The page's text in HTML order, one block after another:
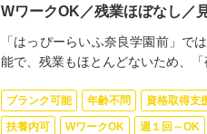
WワークOK／残業ほぼなし／
「はっぴーらいふ奈良学園前」で
能で、残業もほとんどないため、「
ブランク可能 年齢不問 資格取得支
扶養内可 WワークOK 週１回～OK